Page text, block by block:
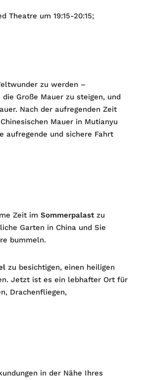
Theatre um 19:15-20:15;
zu werden –
Große Mauer zu steigen, und
Nach der aufregenden Zeit
Mauer in Mutianyu
aufregende und sichere Fahrt
Zeit im Sommerpalastzu
Garten in China und Sie
bummeln.
zu besichtigen, einen heiligen
Jetzt ist es ein lebhafter Ort für
Drachenfliegen,
in der Nähe Ihres